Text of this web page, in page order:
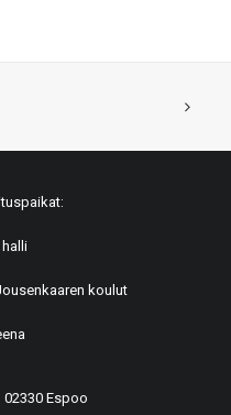
koulut
Espoo